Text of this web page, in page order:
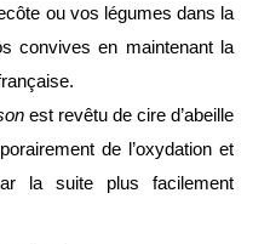
ou vos légumes dans la
convives en maintenant la
est revêtu de cire d’abeille
de l’oxydation et
la suite plus facilement